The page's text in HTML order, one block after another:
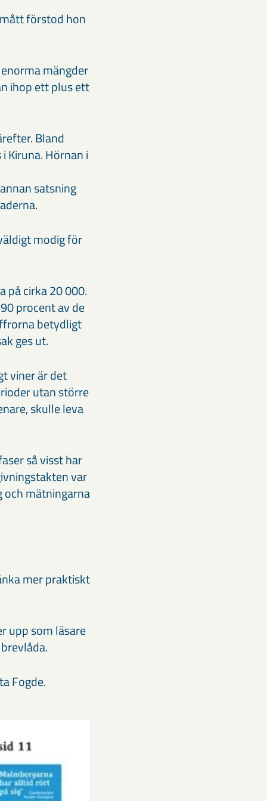
förstod hon
mängder
ihop ett plus ett
Bland
Kiruna. Hörnan i
satsning
modig för
på cirka 20 000.
procent av de
betydligt
ges ut.
viner är det
utan större
skulle leva
så visst har
var
och mätningarna
mer praktiskt
upp som läsare
Fogde.